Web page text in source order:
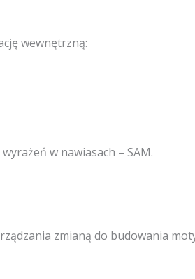
wewnętrzną:
w nawiasach – SAM.
zmianą do budowania